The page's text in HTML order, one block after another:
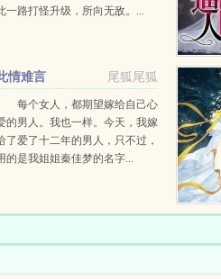
一路打怪升级，所向无敌。...
尾狐尾狐
情难言
每个女人，都期望嫁给自己心
的男人。我也一样。今天，我嫁
了爱了十二年的男人，只不过，
的是我姐姐秦佳梦的名字...